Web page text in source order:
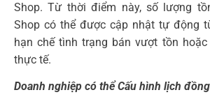
Shop. Từ thời điểm này, số lượng
Shop có thể được cập nhật tự động
hạn chế tình trạng bán vượt tồn
thực tế.
Doanh nghiệp có thể Cấu hình lịch